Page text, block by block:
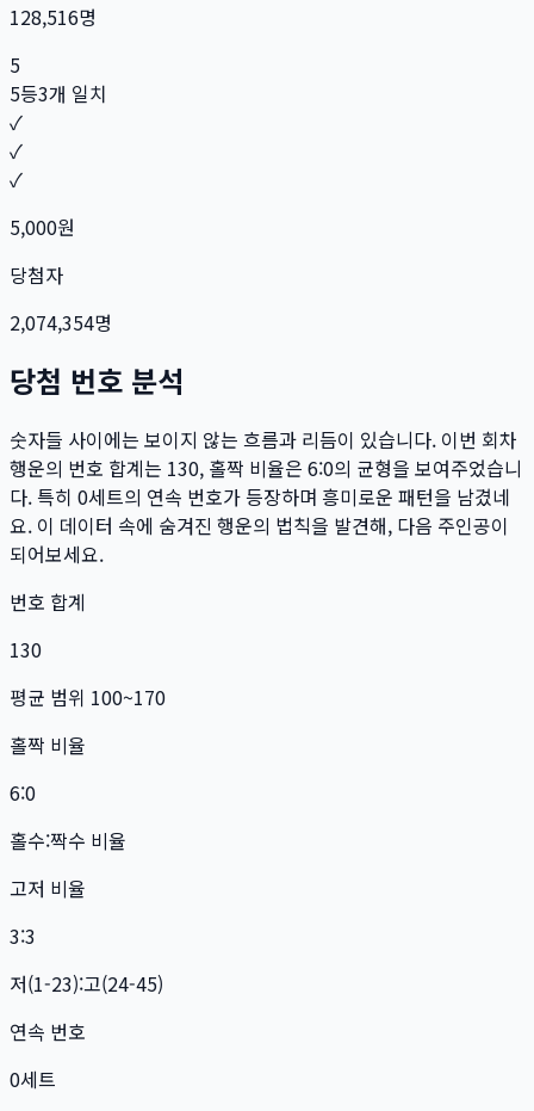
128,516명
5
5등3개 일치
✓
✓
✓
5,000원
당첨자
2,074,354명
당첨 번호 분석
숫자들 사이에는 보이지 않는 흐름과 리듬이 있습니다. 이번 회차
행운의 번호 합계는 130, 홀짝 비율은 6:0의 균형을 보여주었습니
다. 특히 0세트의 연속 번호가 등장하며 흥미로운 패턴을 남겼네
요. 이 데이터 속에 숨겨진 행운의 법칙을 발견해, 다음 주인공이
되어보세요.
번호 합계
130
평균 범위 100~170
홀짝 비율
6:0
홀수:짝수 비율
고저 비율
3:3
저(1-23):고(24-45)
연속 번호
0세트